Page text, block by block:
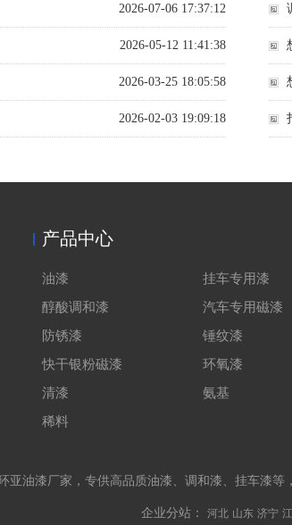
2026-07-06 17:37:12
2026-05-12 11:41:38
2026-03-25 18:05:58
2026-02-03 19:09:18
产品中心
油漆
挂车专用漆
醇酸调和漆
汽车专用磁漆
防锈漆
锤纹漆
快干银粉磁漆
环氧漆
清漆
氨基
稀料
亚油漆厂家，专供高品质油漆、调和漆、挂车漆等
企业分站： 河北 山东 济宁